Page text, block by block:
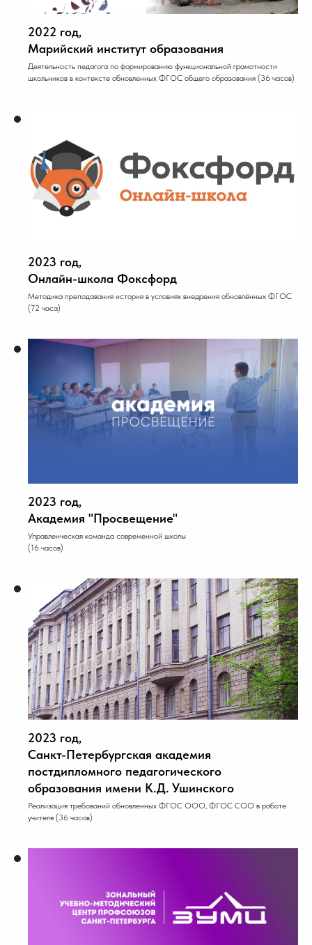
2022 год,
Марийский институт образования
Деятельность педагога по формированию функциональной грамотности
школьников в контексте обновленных ФГОС общего образования (36 часов)
2023 год,
Онлайн-школа Фоксфорд
Методика преподавания история в условиях внедрения обновлённых ФГОС
(72 часа)
2023 год,
Академия "Просвещение"
Управленческая команда современной школы
(16 часов)
2023 год,
Санкт-Петербургская академия
постдипломного педагогического
образования имени К.Д. Ушинского
Реализация требований обновленных ФГОС ООО, ФГОС СОО в работе
учителя (36 часов)